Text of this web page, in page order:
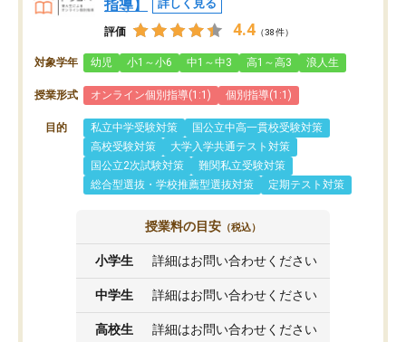
指導】
詳しく見る
評価 4.4 （38件）
対象学年 幼児 小1～小6 中1～中3 高1～高3 浪人生
授業形式 オンライン個別指導(1:1) 個別指導(1:1)
目的 私立中学受験対策
国公立中高一貫校受験対策
高校受験対策
大学入学共通テスト対策
国公立2次試験対策
難関私立受験対策
総合型選抜・学校推薦型選抜対策
定期テスト対策
授業料の目安 （税込）
小学生 詳細はお問い合わせください
中学生 詳細はお問い合わせください
高校生 詳細はお問い合わせください